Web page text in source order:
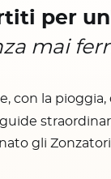
per
mai
con la pioggia,
guide
gli